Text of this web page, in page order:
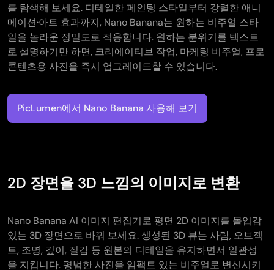
를 탐색해 보세요. 디테일한 페인팅 스타일부터 강렬한 애니
메이션·아트 효과까지, Nano Banana는 원하는 비주얼 스타
일을 놀라운 정밀도로 적용합니다. 원하는 분위기를 텍스트
로 설명하기만 하면, 크리에이티브 작업, 마케팅 비주얼, 프로
콘텐츠용 사진을 즉시 업그레이드할 수 있습니다.
PicLumen에서 Nano Banana 사용해 보기
2D 장면을 3D 느낌의 이미지로 변환
Nano Banana AI 이미지 편집기로 평면 2D 이미지를 몰입감
있는 3D 장면으로 바꿔 보세요. 생성된 3D 뷰는 사람, 오브젝
트, 조명, 깊이, 질감 등 원본의 디테일을 유지하면서 일관성
을 지킵니다. 평범한 사진을 임팩트 있는 비주얼로 변신시키